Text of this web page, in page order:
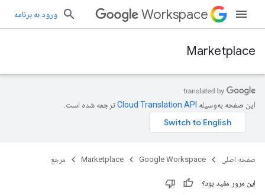
Workspace ورود به برنامه
Marketplace
این صفحه به‌وسیله ترجمه شده است.
صفحه اصلی Google Workspace
Marketplace مرجع
این مرور مفید بود؟